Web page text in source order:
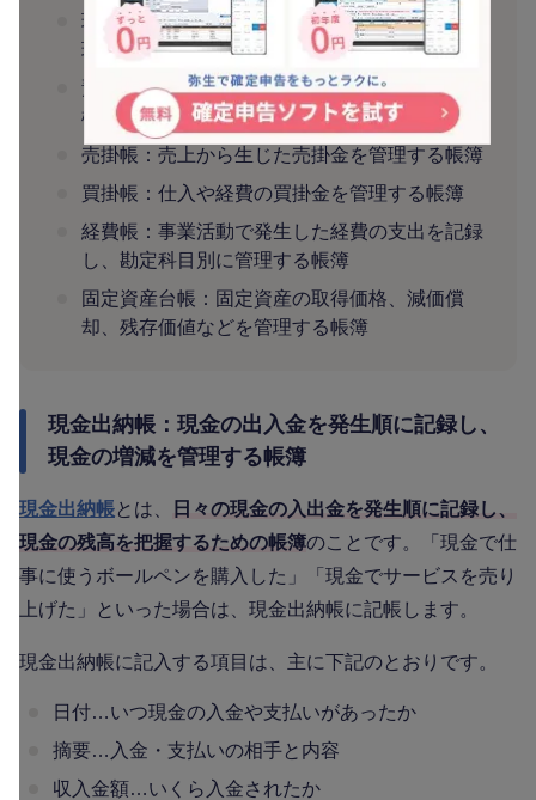
現金出納帳：現金の出入金を発生順に記録し、
現金の増減を管理する帳簿
預金出納帳：銀行口座の入出金を記録し、金融
機関の残高を管理する帳簿
売掛帳：売上から生じた売掛金を管理する帳簿
買掛帳：仕入や経費の買掛金を管理する帳簿
経費帳：事業活動で発生した経費の支出を記録
し、勘定科目別に管理する帳簿
固定資産台帳：固定資産の取得価格、減価償
却、残存価値などを管理する帳簿
現金出納帳：現金の出入金を発生順に記録し、
現金の増減を管理する帳簿
現金出納帳とは、
日々の現金の入出金を発生順に記録し、
現金の残高を把握するための帳簿のことです。「現金で仕
事に使うボールペンを購入した」「現金でサービスを売り
上げた」といった場合は、現金出納帳に記帳します。
現金出納帳に記入する項目は、主に下記のとおりです。
日付…いつ現金の入金や支払いがあったか
摘要…入金・支払いの相手と内容
収入金額…いくら入金されたか